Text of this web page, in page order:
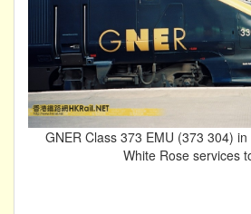
GNER Class 373 EMU (373 304)
White Rose services